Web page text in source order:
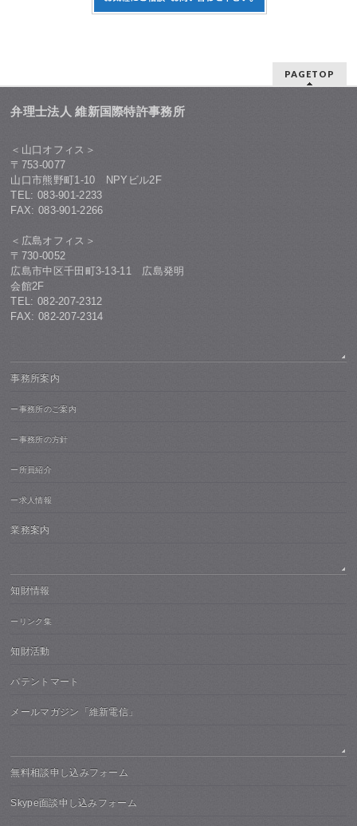
PAGETOP
弁理士法人 維新国際特許事務所
＜山口オフィス＞
〒753-0077
山口市熊野町1-10 NPYビル2F
TEL: 083-901-2233
FAX: 083-901-2266
＜広島オフィス＞
〒730-0052
広島市中区千田町3-13-11 広島発明
会館2F
TEL: 082-207-2312
FAX: 082-207-2314
事務所案内
ー事務所のご案内
ー事務所の方針
ー所員紹介
ー求人情報
業務案内
知財情報
ーリンク集
知財活動
パテントマート
メールマガジン「維新電信」
無料相談申し込みフォーム
Skype面談申し込みフォーム